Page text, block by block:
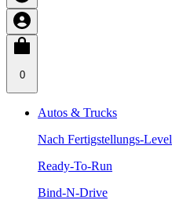
0
Autos & Trucks
Nach Fertigstellungs-Level
Ready-To-Run
Bind-N-Drive